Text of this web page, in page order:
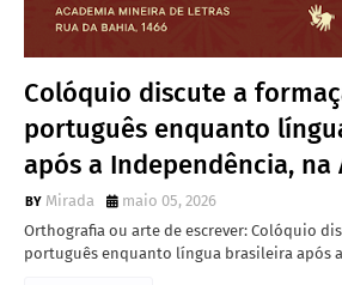
Colóquio discute a
português enquanto
após a Independência, na
Mirada
maio 05, 2026
Orthografia ou arte de escrever: Colóquio
português enquanto língua brasileira após